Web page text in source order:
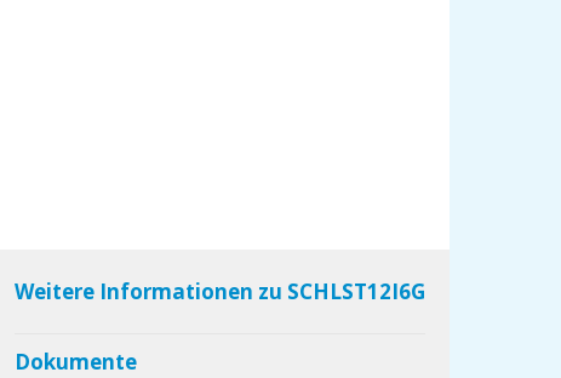
Weitere Informationen zu SCHLST12I6G
Dokumente